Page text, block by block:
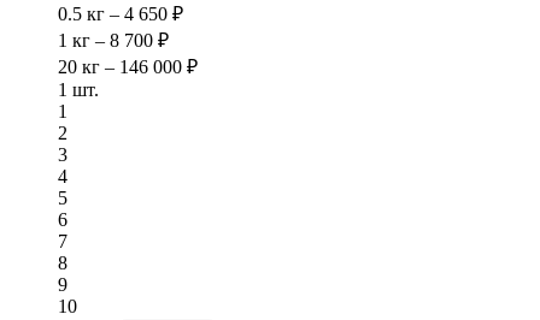
0.5 кг – 4 650 ₽
1 кг – 8 700 ₽
20 кг – 146 000 ₽
1 шт.
1
2
3
4
5
6
7
8
9
10